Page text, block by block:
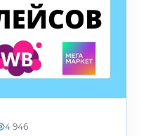
4 946